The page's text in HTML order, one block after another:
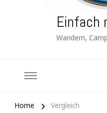
Einfach
Wandern,
Home Vergleich